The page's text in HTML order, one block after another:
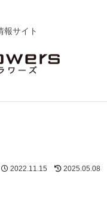
報サイト
2022.11.15 2025.05.08